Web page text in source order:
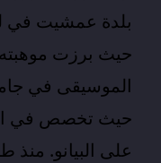
بلدة عمشيت في
حيث برزت
الموسيقى في
حيث تخصص في
على البيانو. منذ